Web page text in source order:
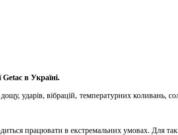
в Україні.
ударів, вібрацій, температурних коливань,
працювати в екстремальних умовах. Для